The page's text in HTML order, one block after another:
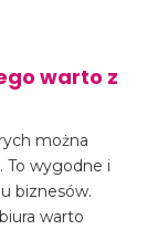
warto z
można
To wygodne i
biznesów.
warto